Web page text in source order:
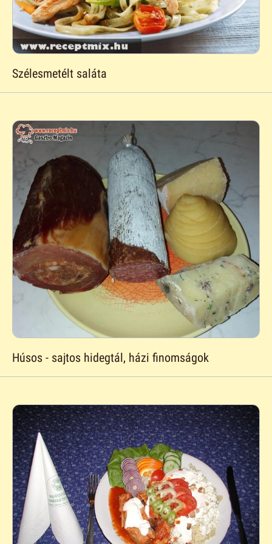
Szélesmetélt saláta
Húsos - sajtos hidegtál, házi finomságok